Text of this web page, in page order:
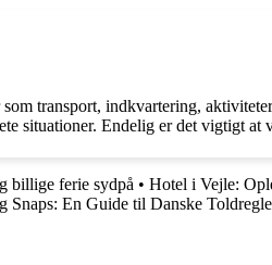
transport, indkvartering,
situationer. Endelig er det vigtigt
billige ferie sydpå • Hotel i Vejle:
Snaps: En Guide til Danske